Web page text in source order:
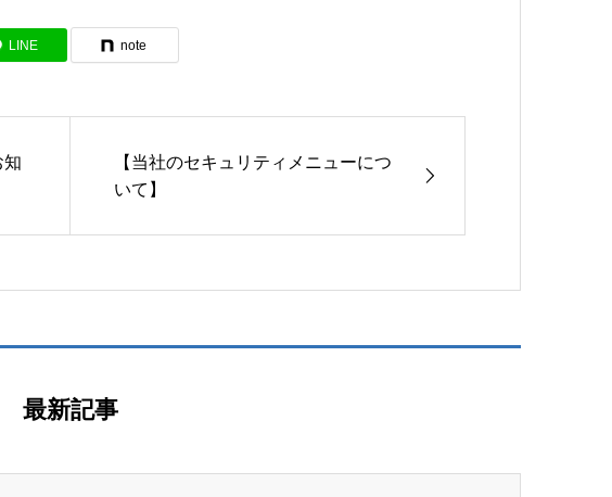
LINE note
知
【当社のセキュリティメニューにつ
いて】
最新記事